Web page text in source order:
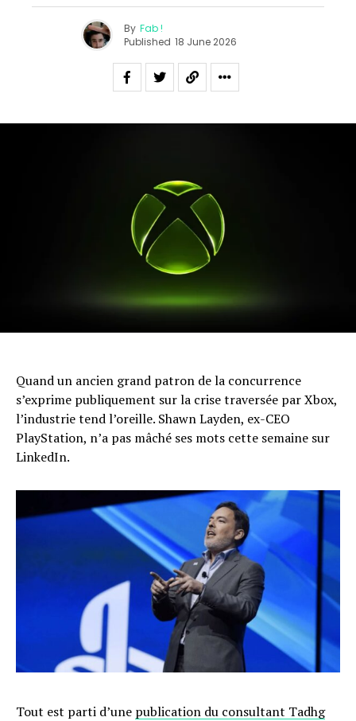
By Fab !
Published 18 June 2026
Quand un ancien grand patron de la concurrence
s’exprime publiquement sur la crise traversée par Xbox,
l’industrie tend l’oreille. Shawn Layden, ex-CEO
PlayStation, n’a pas mâché ses mots cette semaine sur
LinkedIn.
Tout est parti d’une publication du consultant Tadhg